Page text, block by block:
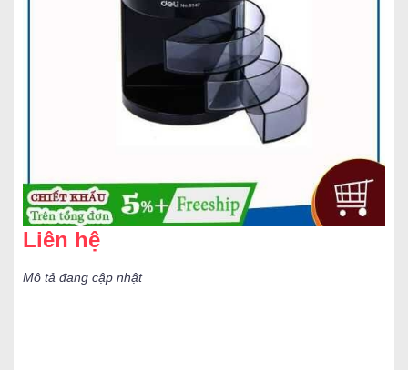
Liên hệ
Mô tả đang cập nhật